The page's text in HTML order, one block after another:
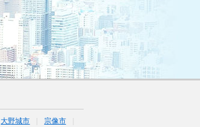
大野城市
宗像市